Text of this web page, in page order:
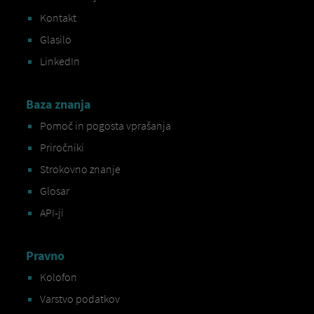
Kontakt
Glasilo
LinkedIn
Baza znanja
Pomoč in pogosta vprašanja
Priročniki
Strokovno znanje
Glosar
API-ji
Pravno
Kolofon
Varstvo podatkov